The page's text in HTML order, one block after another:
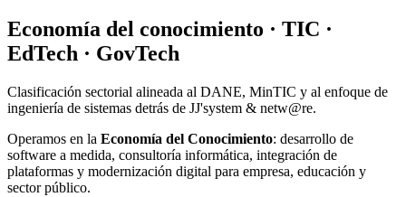
Economía del conocimiento · TIC ·
EdTech · GovTech
Clasificación sectorial alineada al DANE, MinTIC y al enfoque de
ingeniería de sistemas detrás de JJ'system & netw@re.
Operamos en la Economía del Conocimiento: desarrollo de
software a medida, consultoría informática, integración de
plataformas y modernización digital para empresa, educación y
sector público.